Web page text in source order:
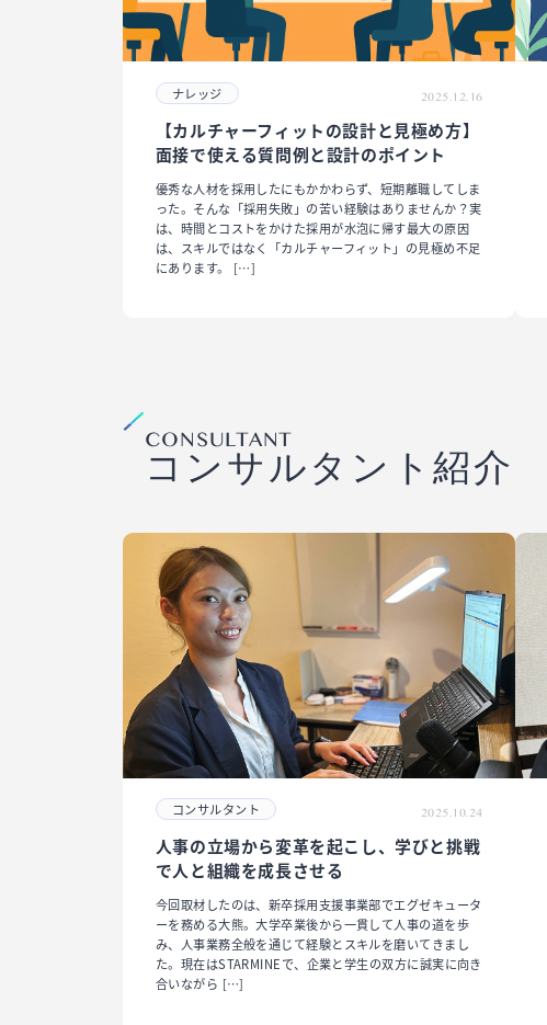
ナレッジ 2025.12.16
【カルチャーフィットの設計と見極め方】
面接で使える質問例と設計のポイント
優秀な人材を採用したにもかかわらず、短期離職してしま
った。そんな「採用失敗」の苦い経験はありませんか？実
は、時間とコストをかけた採用が水泡に帰す最大の原因
は、スキルではなく「カルチャーフィット」の見極め不足
にあります。 […]
CONSULTANT
コンサルタント紹介
コンサルタント 2025.10.24
人事の立場から変革を起こし、学びと挑戦
で人と組織を成長させる
今回取材したのは、新卒採用支援事業部でエグゼキュータ
ーを務める大熊。大学卒業後から一貫して人事の道を歩
み、人事業務全般を通じて経験とスキルを磨いてきまし
た。現在はSTARMINEで、企業と学生の双方に誠実に向き
合いながら […]